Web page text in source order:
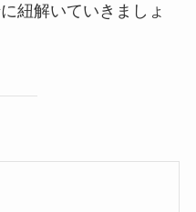
紐解いていきましょ